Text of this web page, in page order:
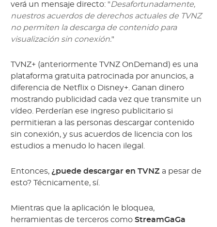
verá un mensaje directo: "Desafortunadamente,
nuestros acuerdos de derechos actuales de TVNZ
no permiten la descarga de contenido para
visualización sin conexión."
TVNZ+ (anteriormente TVNZ OnDemand) es una
plataforma gratuita patrocinada por anuncios, a
diferencia de Netflix o Disney+. Ganan dinero
mostrando publicidad cada vez que transmite un
vídeo. Perderían ese ingreso publicitario si
permitieran a las personas descargar contenido
sin conexión, y sus acuerdos de licencia con los
estudios a menudo lo hacen ilegal.
Entonces, ¿puede descargar en TVNZ a pesar de
esto? Técnicamente, sí.
Mientras que la aplicación le bloquea,
herramientas de terceros comoStreamGaGa